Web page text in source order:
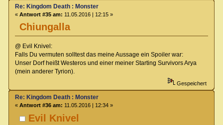
Chiungalla
Re: Kingdom Death : Monster
« Antwort #35 am: 11.05.2016 | 12:15 »
@ Evil Knivel:
Falls Du vermuten solltest das meine Aussage ein Spoiler war:
Unser Dorf heißt Westeros und einer meiner Starting Survivors Arya
(mein anderer Tyrion).
Gespeichert
Evil Knivel
Re: Kingdom Death : Monster
« Antwort #36 am: 11.05.2016 | 12:34 »